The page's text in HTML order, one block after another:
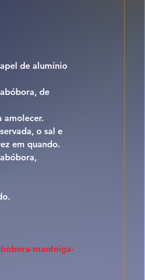
de alumínio
de
amolecer.
o sal e
em quando.
manteiga-